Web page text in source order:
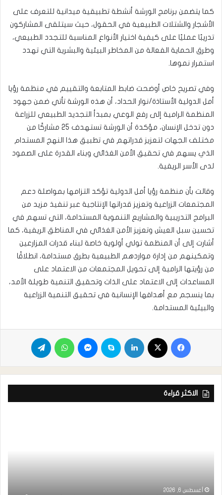
كما يتضمن برنامج الورشة أنشطة تطبيقية ميدانية للتعرف على
الأشجار والشتلات الطبيعية في الحقول، حيث سيتلقى المشاركون
تدريبًا عمليًا على كيفية اختيار الأنواع المناسبة للتجدد الطبيعي،
وطرق الحماية الفعالة من المخاطر البيئية والبشرية التي تهدد
استمرار نموها.
وفي تصريح خاص أوضحت ضابط المتابعة والتقييم في منظمة رؤيا
أمل الدولية الأستاذة/نوار الحداد، أن هذه الورشة تأتي ضمن جهود
المنظمة الرامية إلى رفع الوعي بمبدأ التجديد الطبيعي للزراعة
دون تدخل الإنسان، مؤكدة أن الورشة تستهدف 25 مشاركًا من
مختلف الجهات لتعزيز قدراتهم في تطبيق هذا النهج المستدام
الذي يسهم في تحقيق الأمن الغذائي وبناء القدرة على الصمود
لدى الأسر الريفية.
وقالت بأن منظمة رؤيا أمل الدولية تؤكد التزامها بمواصلة دعم
المجتمعات الزراعية وتعزيز قدراتها الإنتاجية عبر تنفيذ مزيد من
البرامج التدريبية والمشاريع التنموية المستدامة، التي تسهم في
تحسين سبل العيش وتعزيز الأمن الغذائي في المناطق الريفية، كما
أشارت إلى أن المنظمة تولي أولوية خاصة لبناء قدرات المزارعين
وتمكينهم من إدارة مواردهم الطبيعية بطرق مستدامة، انطلاقًا
من رؤيتها الرامية إلى تحويل المجتمعات من الاعتماد على
المساعدات إلى الاعتماد على الذات وتحقيق التنمية طويلة الأمد،
بما ينسجم مع أهدافها الإنسانية في تحقيق التنمية الزراعية
والبيئية المستدامة.
الاكثر قراءة
أغسطس 6, 2026